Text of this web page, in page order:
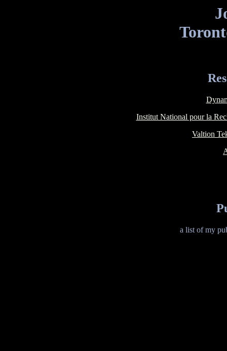
Institut National pour la
Valtion
a list of my